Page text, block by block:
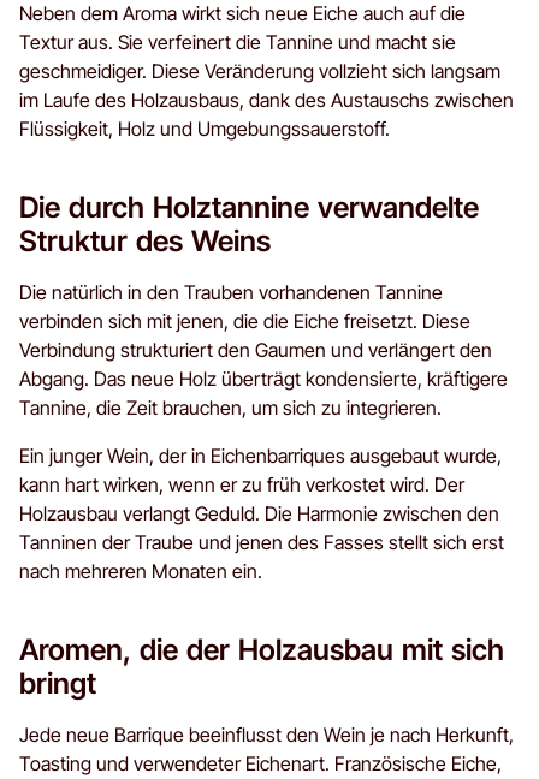
Neben dem Aroma wirkt sich neue Eiche auch auf die
Textur aus. Sie verfeinert die Tannine und macht sie
geschmeidiger. Diese Veränderung vollzieht sich langsam
im Laufe des Holzausbaus, dank des Austauschs zwischen
Flüssigkeit, Holz und Umgebungssauerstoff.
Die durch Holztannine verwandelte
Struktur des Weins
Die natürlich in den Trauben vorhandenen Tannine
verbinden sich mit jenen, die die Eiche freisetzt. Diese
Verbindung strukturiert den Gaumen und verlängert den
Abgang. Das neue Holz überträgt kondensierte, kräftigere
Tannine, die Zeit brauchen, um sich zu integrieren.
Ein junger Wein, der in Eichenbarriques ausgebaut wurde,
kann hart wirken, wenn er zu früh verkostet wird. Der
Holzausbau verlangt Geduld. Die Harmonie zwischen den
Tanninen der Traube und jenen des Fasses stellt sich erst
nach mehreren Monaten ein.
Aromen, die der Holzausbau mit sich
bringt
Jede neue Barrique beeinflusst den Wein je nach Herkunft,
Toasting und verwendeter Eichenart. Französische Eiche,